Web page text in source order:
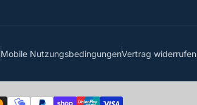
Mobile NutzungsbedingungenVertrag widerrufen